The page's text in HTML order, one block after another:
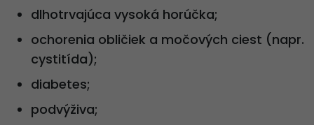
dlhotrvajúca vysoká horúčka;
ochorenia obličiek a močových ciest (napr.
cystitída);
diabetes;
podvýživa;